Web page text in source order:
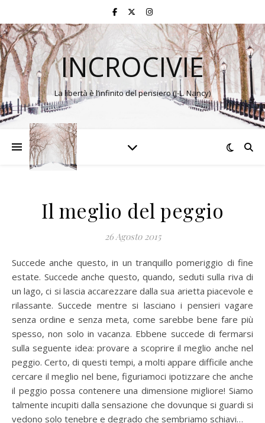
INCROCIVIE
La libertà è l’infinito del pensiero (J-L. Nancy)
Il meglio del peggio
26 Agosto 2015
Succede anche questo, in un tranquillo pomeriggio di fine
estate. Succede anche questo, quando, seduti sulla riva di
un lago, ci si lascia accarezzare dalla sua arietta piacevole e
rilassante. Succede mentre si lasciano i pensieri vagare
senza ordine e senza meta, come sarebbe bene fare più
spesso, non solo in vacanza. Ebbene succede di fermarsi
sulla seguente idea: provare a scoprire il meglio anche nel
peggio. Certo, di questi tempi, a molti appare difficile anche
cercare il meglio nel bene, figuriamoci ipotizzare che anche
il peggio possa contenere una dimensione migliore! Siamo
talmente incupiti dalla sensazione che dovunque si guardi si
vedono solo tenebre e degrado che sembriamo schiavi…